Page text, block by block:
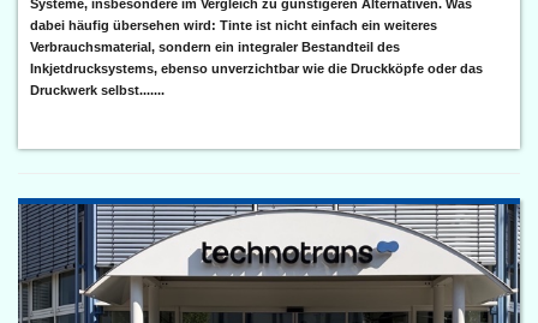
Systeme, insbesondere im Vergleich zu günstigeren Alternativen. Was
dabei häufig übersehen wird: Tinte ist nicht einfach ein weiteres
Verbrauchsmaterial, sondern ein integraler Bestandteil des
Inkjetdrucksystems, ebenso unverzichtbar wie die Druckköpfe oder das
Druckwerk selbst.......